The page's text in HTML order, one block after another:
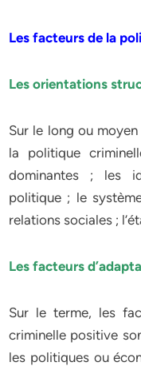
Les facteurs de la
Les orientations
Sur le long ou
la politique
dominantes ; les
politique ; le
relations sociales ;
Les facteurs
Sur le terme, les
criminelle positive
les politiques ou